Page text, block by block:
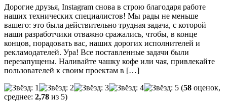
Дорогие друзья, Instagram снова в строю благодаря работе
наших технических специалистов! Мы рады не меньше
вашего: это была действительно трудная задача, с которой
наши разработчики отважно сражались, чтобы, в конце
концов, порадовать вас, наших дорогих исполнителей и
рекламодателей. Ура! Все поставленные задачи были
перезапущены. Наливайте чашку кофе или чая, привлекайте
пользователей к своим проектам в […]
(58 оценок,
среднее: 2,78 из 5)